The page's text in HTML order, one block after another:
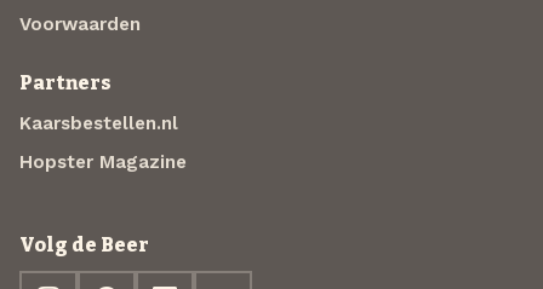
Voorwaarden
Partners
Kaarsbestellen.nl
Hopster Magazine
Volg de Beer